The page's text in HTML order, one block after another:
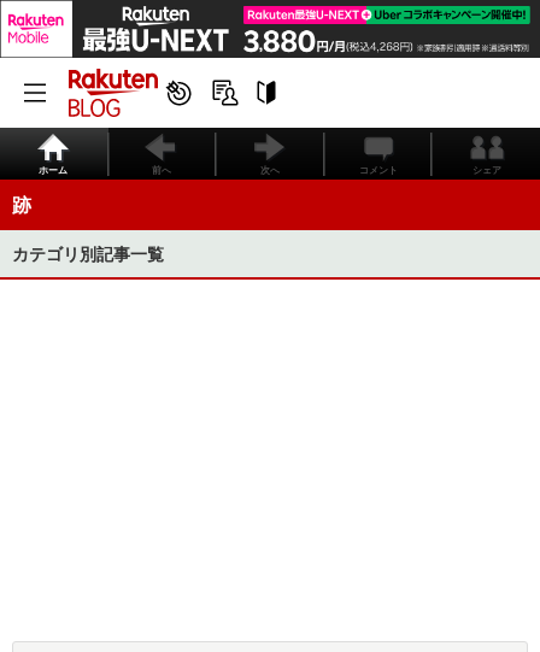
ホーム 前へ 次へ コメント シェア
跡
カテゴリ別記事一覧